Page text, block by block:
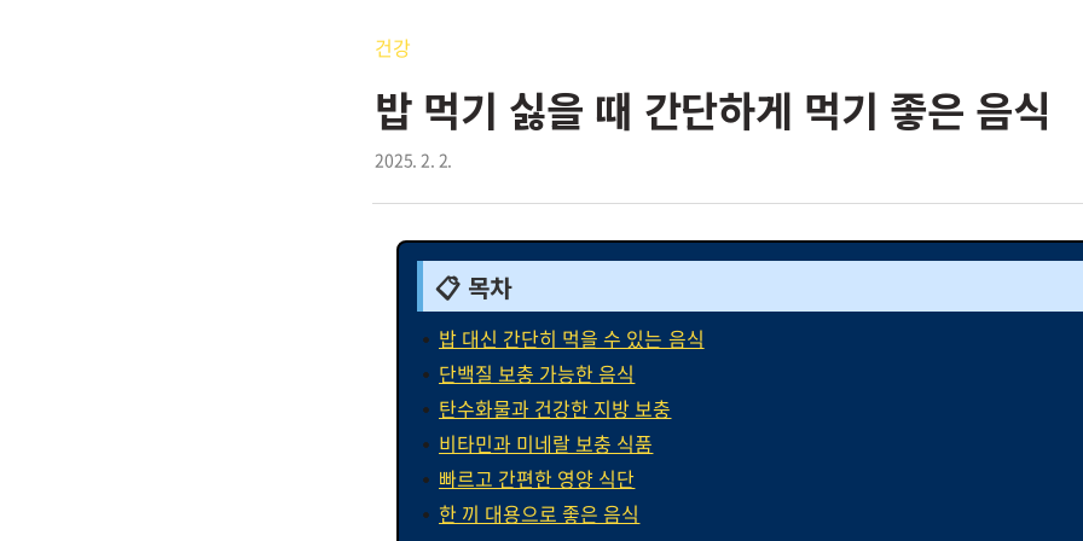
건강
밥 먹기 싫을 때 간단하게 먹기 좋은 음식
2025. 2. 2.
📋 목차
밥 대신 간단히 먹을 수 있는 음식
단백질 보충 가능한 음식
탄수화물과 건강한 지방 보충
비타민과 미네랄 보충 식품
빠르고 간편한 영양 식단
한 끼 대용으로 좋은 음식